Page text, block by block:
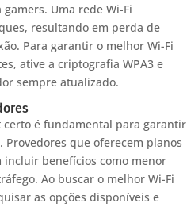
Uma rede Wi-Fi
resultando em perda de
Para garantir o melhor Wi-Fi
ative a criptografia WPA3 e
sempre atualizado.
é fundamental para garantir
que oferecem planos
incluir benefícios como menor
Ao buscar o melhor Wi-Fi
as opções disponíveis e